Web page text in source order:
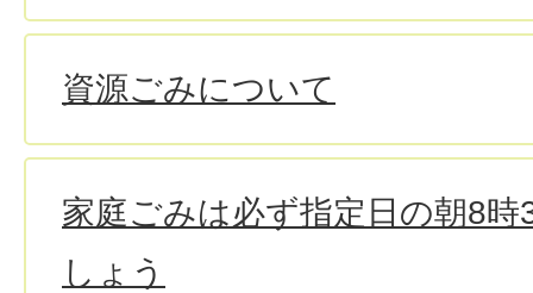
資源ごみについて
家庭ごみは必ず指定日の朝8
しょう